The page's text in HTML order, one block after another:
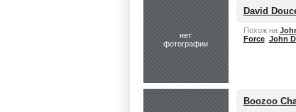
нет
фотографии
David
Похож на
Force John
Boozoo